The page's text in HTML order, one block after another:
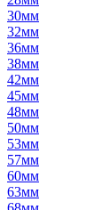
30мм
32мм
36мм
38мм
42мм
45мм
48мм
50мм
53мм
57мм
60мм
63мм